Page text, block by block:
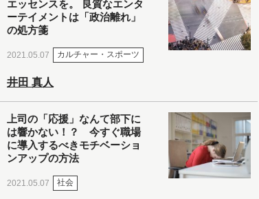
エッセンスを。 良質なエンタ
ーテイメントは「政治離れ」
の処方箋
2021.05.07 カルチャー・スポーツ
井田 真人
上司の「応援」なんて部下に
は響かない！？ 今すぐ職場
に導入するべきモチベーショ
ンアップの方法
2021.05.07 社会